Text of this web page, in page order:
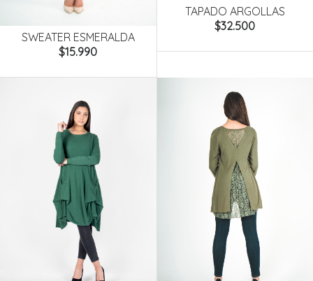
SWEATER ESMERALDA
$15.990
TAPADO ARGOLLAS
$32.500